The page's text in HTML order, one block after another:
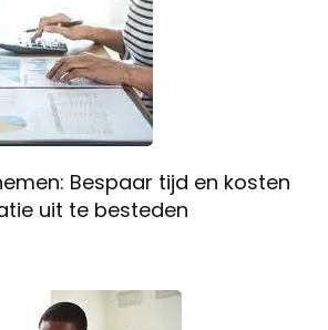
Bespaar tijd en kosten
uit te besteden